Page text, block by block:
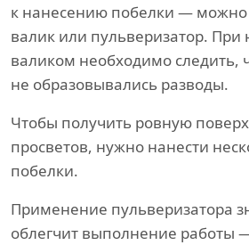
к нанесению побелки — можно
валик или пульверизатор. При
валиком необходимо следить,
не образовывались разводы.
Чтобы получить ровную
просветов, нужно нанести
побелки.
Применение пульверизатора
облегчит выполнение работы